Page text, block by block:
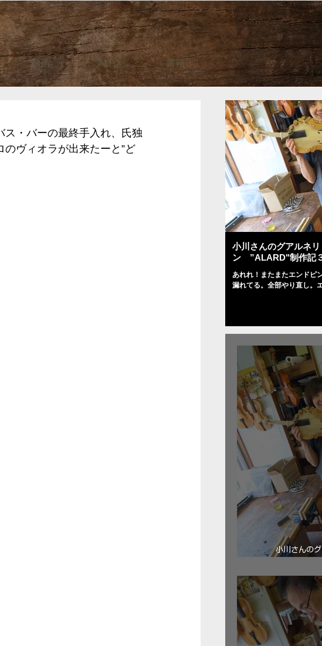
動画 ブログ 書籍
・バーの最終手入れ、氏独
ヴィオラが出来たーと”ど
小川さんのグアルネ
ン ”ALARD"制作記
あれれ！またまたエンドピ
漏れてる。全部やり直し。
小川さんの